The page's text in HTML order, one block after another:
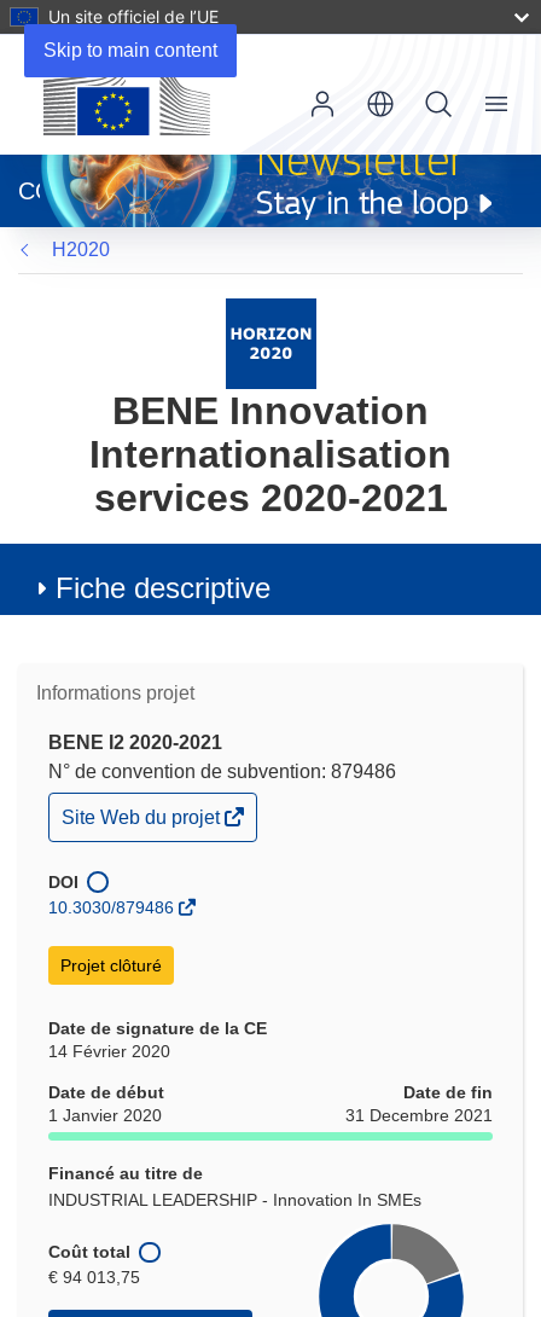
Skip to main content
Un site officiel de l’UE
dans
une
nouvelle
fenêtre)
CORDIS
Menu
H2020
BENE Innovation
Internationalisation
services 2020-2021
Fiche descriptive
Informations projet
BENE I2 2020-2021
N° de convention de subvention: 879486
(s’ouvre
dans
nouvelle
fenêtre)
Site Web du projet
DOI
10.3030/879486
Projet clôturé
Date de signature de la CE
14 Février 2020
Date de début
1 Janvier 2020
Date de fin
31 Decembre 2021
Financé au titre de
INDUSTRIAL LEADERSHIP - Innovation In SMEs
Coût total
€ 94 013,75